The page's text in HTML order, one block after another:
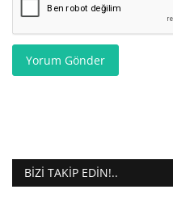
Yorum Gönder
BIZI TAKIP EDIN!..